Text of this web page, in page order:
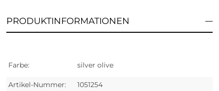
PRODUKTINFORMATIONEN
Farbe: silver olive
Artikel-Nummer: 1051254